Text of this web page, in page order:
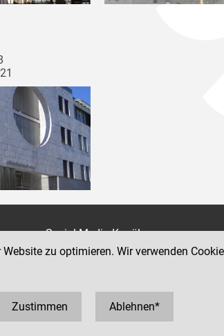
Social Media Kanäle
der Justiz und des BMJ
zu optimieren. Wir verwenden
Zustimmen Ablehnen*